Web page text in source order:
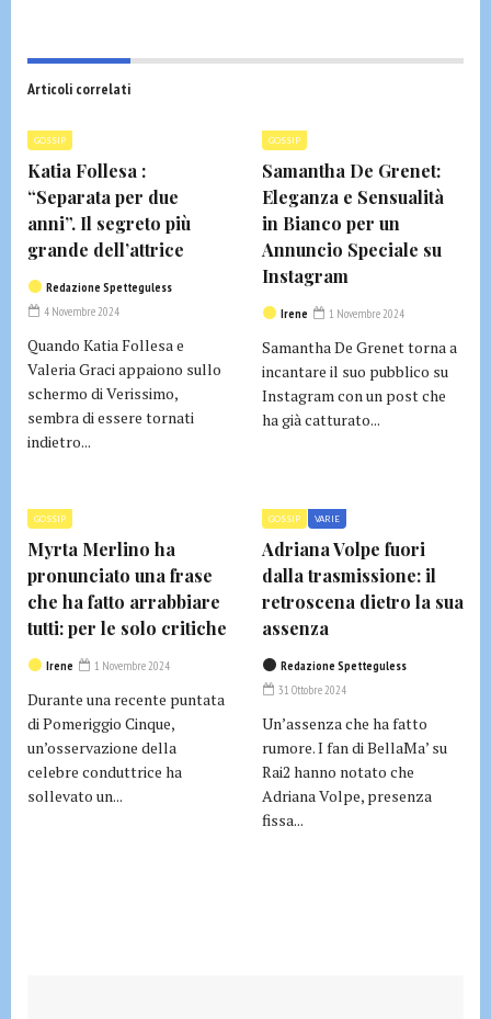
Articoli correlati
GOSSIP
Katia Follesa :
“Separata per due
anni”. Il segreto più
grande dell’attrice
Redazione Spetteguless
4 Novembre 2024
Quando Katia Follesa e
Valeria Graci appaiono sullo
schermo di Verissimo,
sembra di essere tornati
indietro...
GOSSIP
Samantha De Grenet:
Eleganza e Sensualità
in Bianco per un
Annuncio Speciale su
Instagram
Irene 1 Novembre 2024
Samantha De Grenet torna a
incantare il suo pubblico su
Instagram con un post che
ha già catturato...
GOSSIP
Myrta Merlino ha
pronunciato una frase
che ha fatto arrabbiare
tutti: per le solo critiche
Irene 1 Novembre 2024
Durante una recente puntata
di Pomeriggio Cinque,
un’osservazione della
celebre conduttrice ha
sollevato un...
GOSSIP VARIE
Adriana Volpe fuori
dalla trasmissione: il
retroscena dietro la sua
assenza
Redazione Spetteguless
31 Ottobre 2024
Un’assenza che ha fatto
rumore. I fan di BellaMa’ su
Rai2 hanno notato che
Adriana Volpe, presenza
fissa...